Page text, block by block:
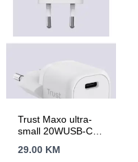
Trust Maxo ultra-
small 20WUSB-C
itablete, bijeli
29.00 KM